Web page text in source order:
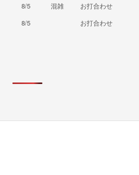
8/5 混雑
お打合わせ
8/5 お打合わせ